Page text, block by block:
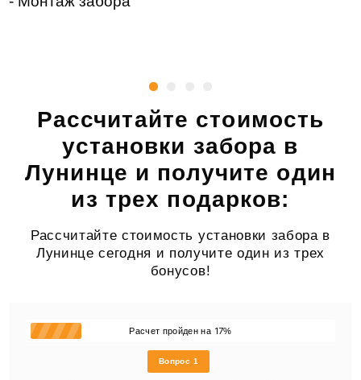
Рассчитайте стоимость
установки забора в
Лунинце и получите один
из трех подарков:
Рассчитайте стоимость установки забора в
Лунинце сегодня и получите один из трех
бонусов!
Расчет пройден на 17%
Вопрос 1